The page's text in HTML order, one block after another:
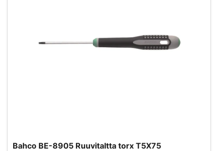
Bahco BE-8905 Ruuvitaltta torx T5X75